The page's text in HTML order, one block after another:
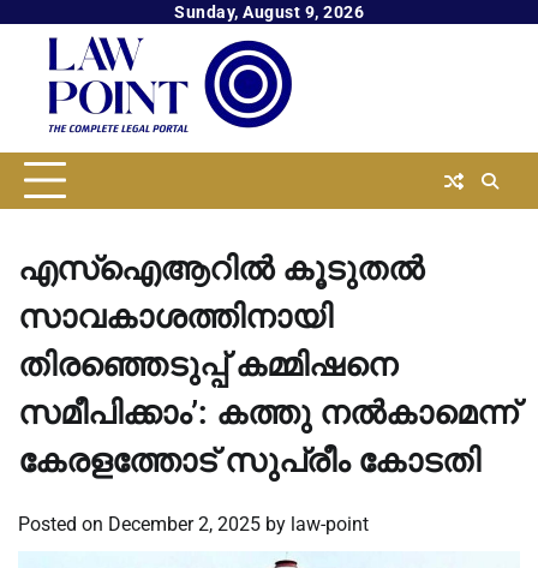
content
Sunday, August 9, 2026
എസ്ഐആറിൽ കൂടുതൽ
സാവകാശത്തിനായി
തിരഞ്ഞെടുപ്പ് കമ്മിഷനെ
സമീപിക്കാം’: കത്തു നൽകാമെന്ന്
കേരളത്തോട് സുപ്രീം കോടതി
Posted on December 2, 2025 by law-point